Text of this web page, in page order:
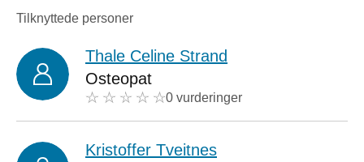
Tilknyttede personer
Thale Celine Strand
Osteopat
0 vurderinger
Kristoffer Tveitnes